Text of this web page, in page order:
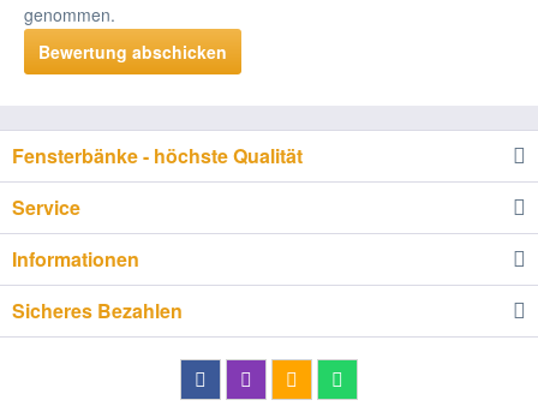
genommen.
Bewertung abschicken
Fensterbänke - höchste Qualität
Service
Informationen
Sicheres Bezahlen